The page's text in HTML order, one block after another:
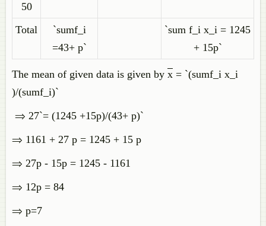
50
Total
`sumf_i
=43+ p`
`sum f_i x_i = 1245
+ 15p`
The mean of given data is given by x = `(sumf_i x_i
)/(sumf_i)`
⇒ 27`= (1245 +15p)/(43+ p)`
⇒ 1161 + 27 p = 1245 + 15 p
⇒ 27p - 15p = 1245 - 1161
⇒ 12p = 84
⇒ p=7